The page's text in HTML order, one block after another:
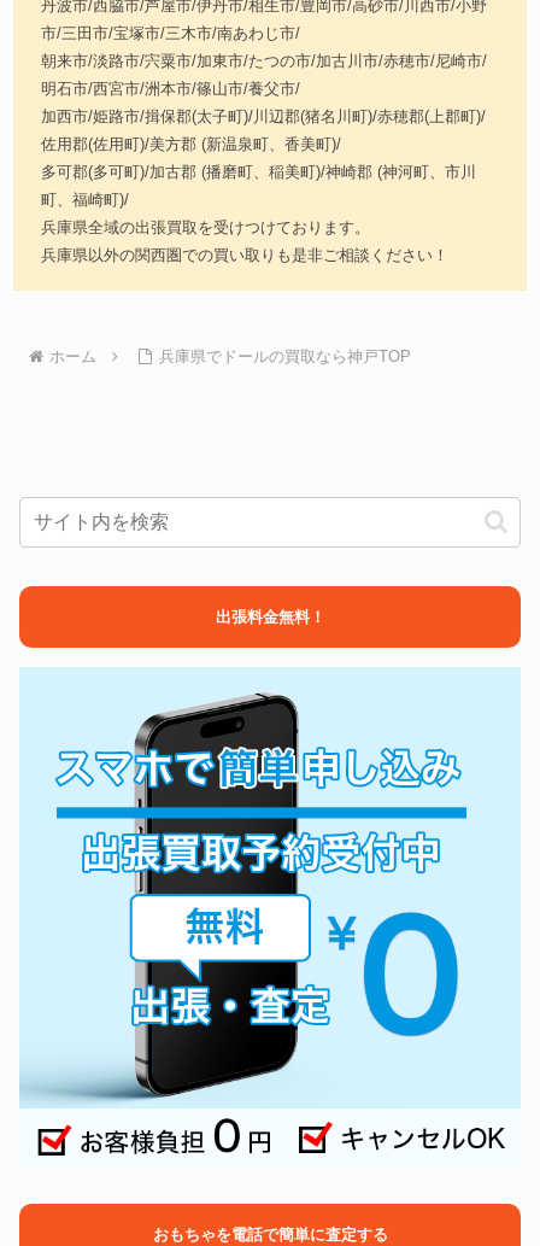
丹波市/西脇市/芦屋市/伊丹市/相生市/豊岡市/高砂市/川西市/小野
市/三田市/宝塚市/三木市/南あわじ市/
朝来市/淡路市/宍粟市/加東市/たつの市/加古川市/赤穂市/尼崎市/
明石市/西宮市/洲本市/篠山市/養父市/
加西市/姫路市/揖保郡(太子町)/川辺郡(猪名川町)/赤穂郡(上郡町)/
佐用郡(佐用町)/美方郡 (新温泉町、香美町)/
多可郡(多可町)/加古郡 (播磨町、稲美町)/神崎郡 (神河町、市川
町、福崎町)/
兵庫県全域の出張買取を受けつけております。
兵庫県以外の関西圏での買い取りも是非ご相談ください！
ホーム 兵庫県でドールの買取なら神戸TOP
出張料金無料！
おもちゃを電話で簡単に査定する